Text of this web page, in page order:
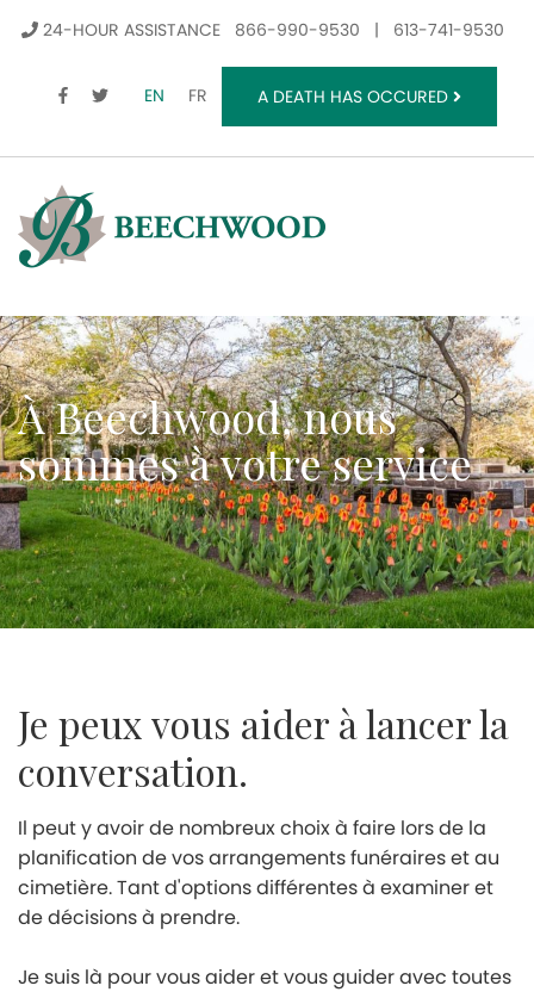
24-HOUR ASSISTANCE 866-990-9530 | 613-741-9530
FACEBOOK
TWITTER
EN FR A DEATH HAS OCCURED
À Beechwood, nous
sommes à votre service
Je peux vous aider à lancer la
conversation.
Il peut y avoir de nombreux choix à faire lors de la
planification de vos arrangements funéraires et au
cimetière. Tant d'options différentes à examiner et
de décisions à prendre.
Je suis là pour vous aider et vous guider avec toutes